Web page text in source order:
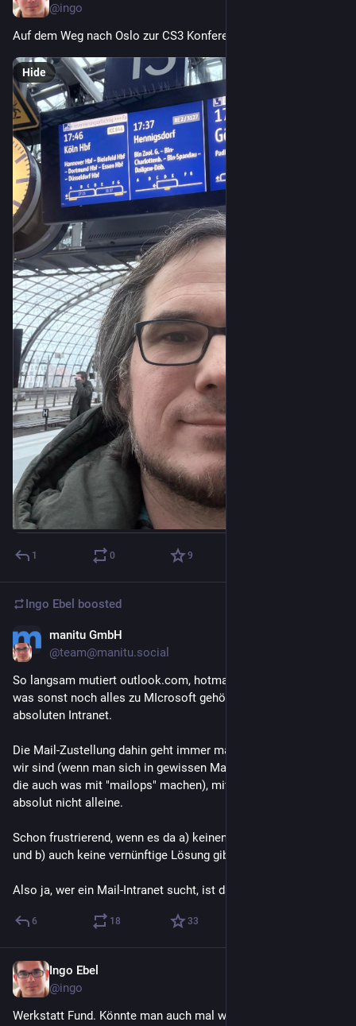
@ingo
Auf dem Weg nach Oslo zur CS3 Konferenz.
Hide
1 0 9
Ingo Ebel boosted
manitu GmbH
@team@manitu.social
So langsam mutiert outlook.com, hotmail.com, live.de und
was sonst noch alles zu MIcrosoft gehört doch zu einem
absoluten Intranet.
Die Mail-Zustellung dahin geht immer mal wieder schief, und
wir sind (wenn man sich in gewissen Mailinglisten umschaut,
die auch was mit "mailops" machen), mit dem Problem
absolut nicht alleine.
Schon frustrierend, wenn es da a) keinen vernünftigen Kontakt
und b) auch keine vernünftige Lösung gibt.
Also ja, wer ein Mail-Intranet sucht, ist da richtig. /rant
6 18 33
Ingo Ebel
@ingo
Werkstatt Fund. Könnte man auch mal wieder spielen.